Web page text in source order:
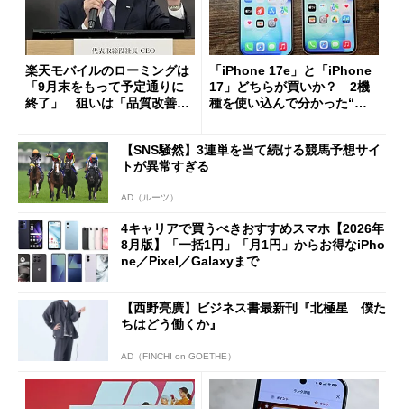
楽天モバイルのローミングは
「9月末をもって予定通りに
終了」 狙いは「品質改善」
も
「iPhone 17e」と「iPhone
17」どちらが買いか？ 2機
種を使い込んで分かった“ス
【SNS騒然】3連単を当て続ける競馬予想サイ
トが異常すぎる
AD（ルーツ）
4キャリアで買うべきおすすめスマホ【2026年
8月版】「一括1円」「月1円」からお得なiPho
ne／Pixel／Galaxyまで
【西野亮廣】ビジネス書最新刊『北極星 僕た
ちはどう働くか』
AD（FINCHI on GOETHE）